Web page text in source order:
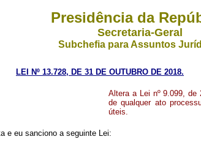
Presidência da
Secretaria-Geral
Subchefia para Assuntos
LEI Nº 13.728, DE 31 DE OUTUBRO DE 2018.
Altera a Lei nº 9.099, de
de qualquer ato
úteis.
e eu sanciono a seguinte Lei: